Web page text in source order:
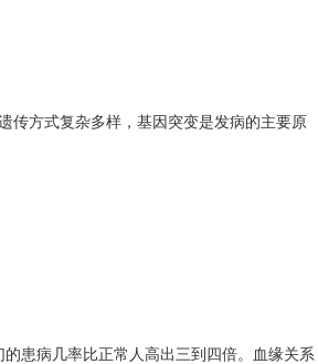
传方式复杂多样，基因突变是发病的主要原
患病几率比正常人高出三到四倍。血缘关系